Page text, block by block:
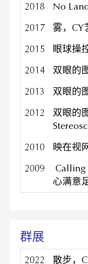
2018
No
2017
雾，CY
2015
眼球操
2014
双眼的
2013
双眼的
2012
双眼的
2010
映在视
2009
Calling
心满意
群展
2022 散步，